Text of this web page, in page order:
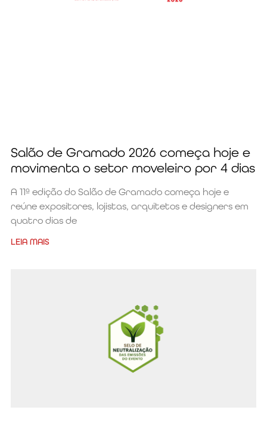
Salão de Gramado 2026 começa hoje e
movimenta o setor moveleiro por 4 dias
A 11ª edição do Salão de Gramado começa hoje e
reúne expositores, lojistas, arquitetos e designers em
quatro dias de
LEIA MAIS